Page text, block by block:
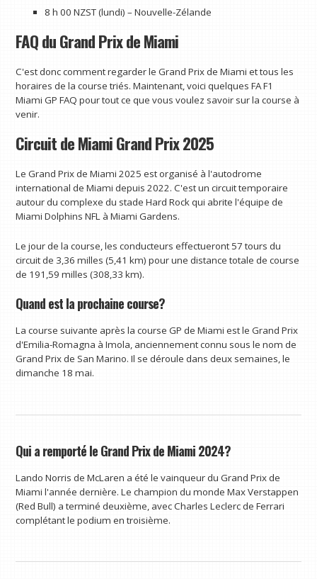
8 h 00 NZST (lundi) – Nouvelle-Zélande
FAQ du Grand Prix de Miami
C'est donc comment regarder le Grand Prix de Miami et tous les
horaires de la course triés. Maintenant, voici quelques FA F1
Miami GP FAQ pour tout ce que vous voulez savoir sur la course à
venir.
Circuit de Miami Grand Prix 2025
Le Grand Prix de Miami 2025 est organisé à l'autodrome
international de Miami depuis 2022. C'est un circuit temporaire
autour du complexe du stade Hard Rock qui abrite l'équipe de
Miami Dolphins NFL à Miami Gardens.
Le jour de la course, les conducteurs effectueront 57 tours du
circuit de 3,36 milles (5,41 km) pour une distance totale de course
de 191,59 milles (308,33 km).
Quand est la prochaine course?
La course suivante après la course GP de Miami est le Grand Prix
d'Emilia-Romagna à Imola, anciennement connu sous le nom de
Grand Prix de San Marino. Il se déroule dans deux semaines, le
dimanche 18 mai.
Qui a remporté le Grand Prix de Miami 2024?
Lando Norris de McLaren a été le vainqueur du Grand Prix de
Miami l'année dernière. Le champion du monde Max Verstappen
(Red Bull) a terminé deuxième, avec Charles Leclerc de Ferrari
complétant le podium en troisième.